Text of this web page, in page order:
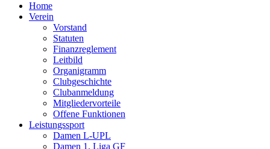
Home
Verein
Vorstand
Statuten
Finanzreglement
Leitbild
Organigramm
Clubgeschichte
Clubanmeldung
Mitgliedervorteile
Offene Funktionen
Leistungssport
Damen L-UPL
Damen 1. Liga GF